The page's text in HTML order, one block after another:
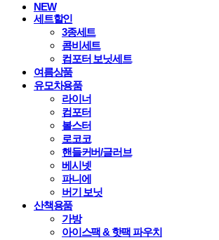
NEW
세트할인
3종세트
콤비세트
컴포터 보닛세트
여름상품
유모차용품
라이너
컴포터
볼스터
로코코
핸들커버/글러브
베시넷
파니에
버기 보닛
산책용품
가방
아이스팩 & 핫팩 파우치